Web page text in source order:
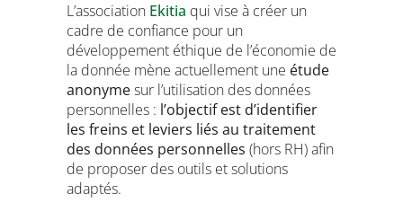
L’association Ekitia qui vise à créer un
cadre de confiance pour un
développement éthique de l’économie de
la donnée mène actuellement une étude
anonymesur l’utilisation des données
personnelles : l’objectif est d’identifier
les freins et leviers liés au traitement
des données personnelles (hors RH) afin
de proposer des outils et solutions
adaptés.